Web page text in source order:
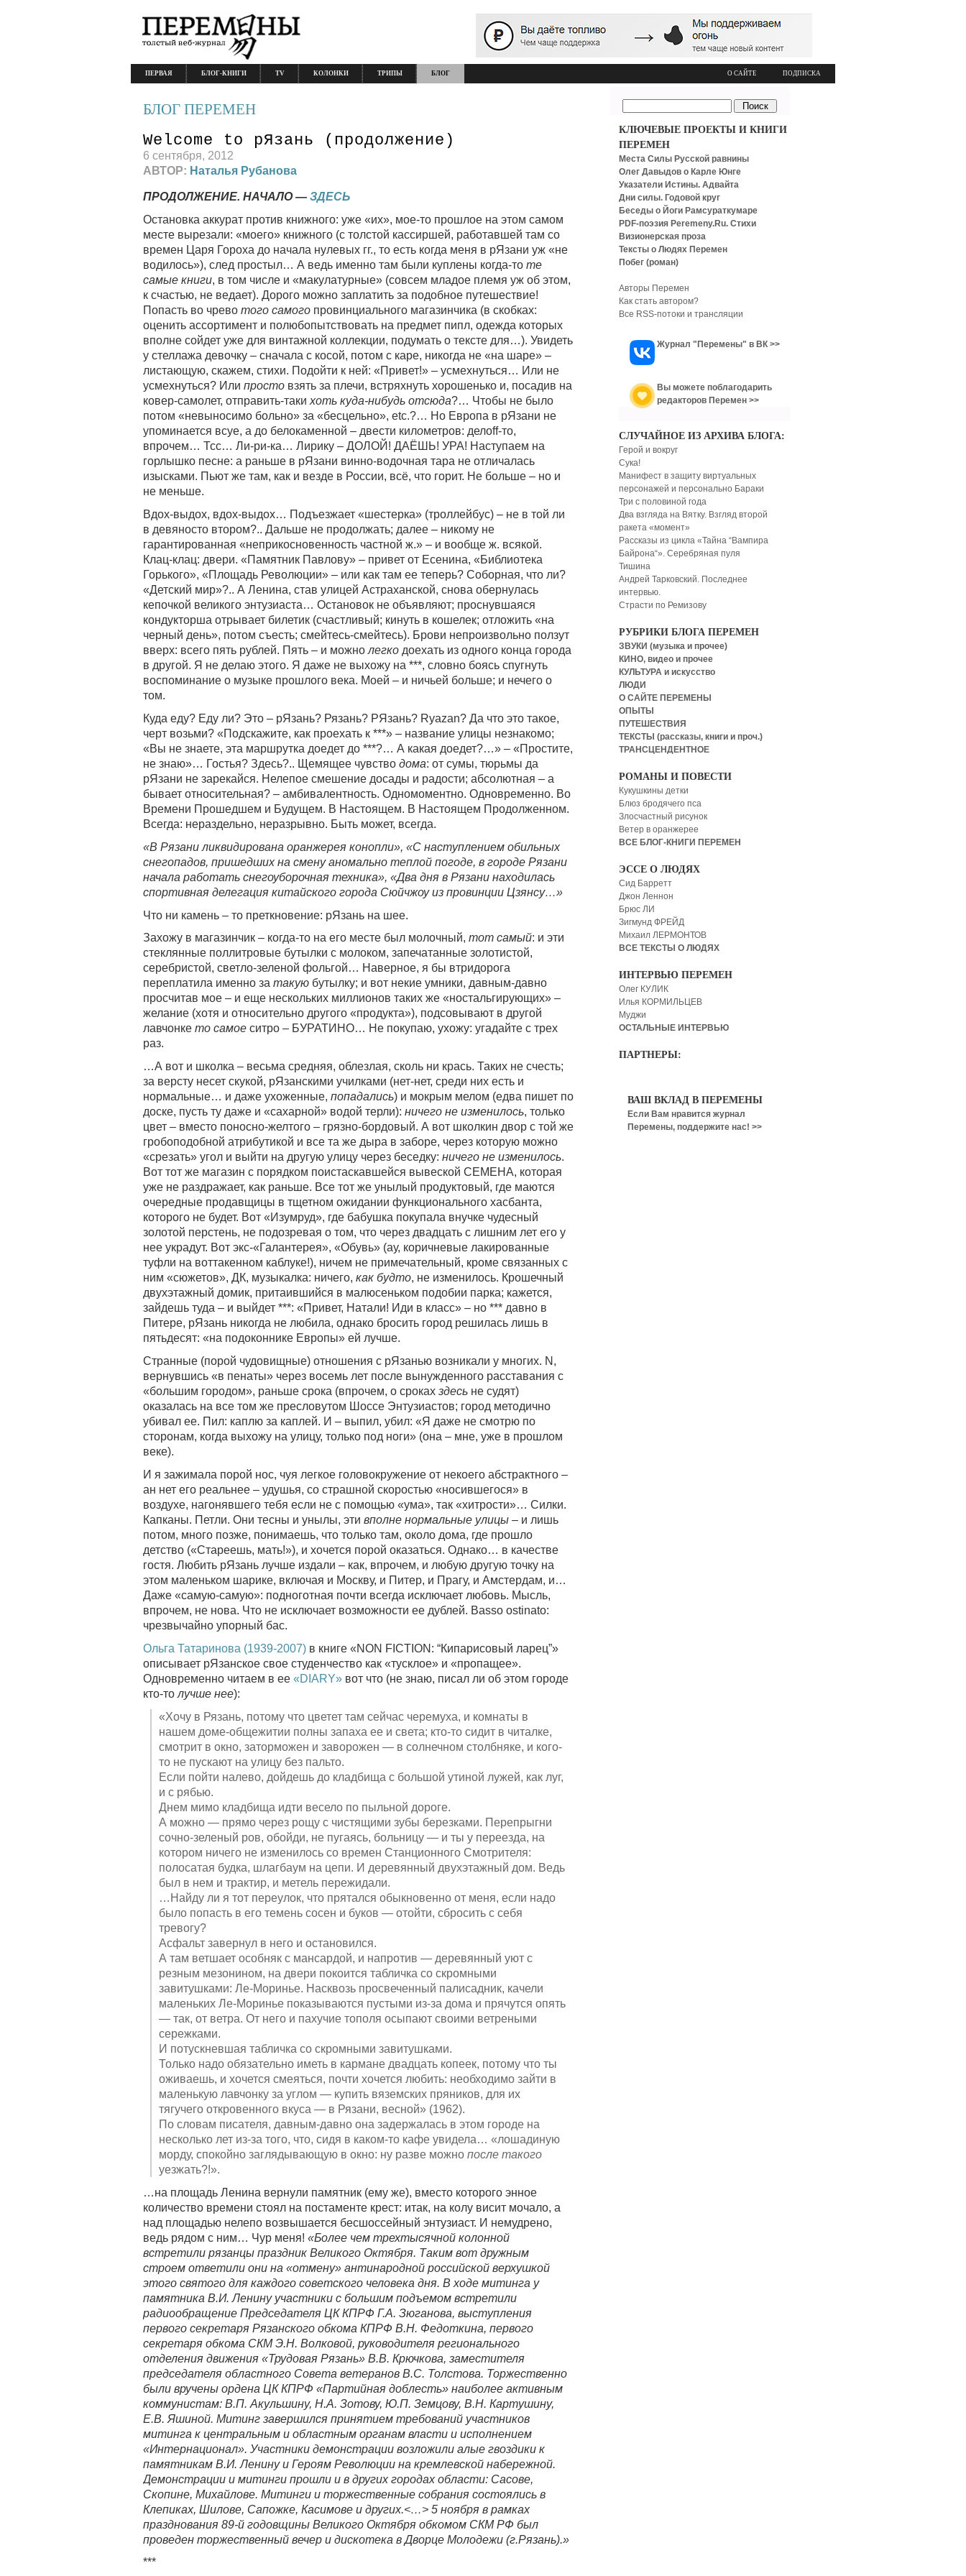
О САЙТЕ ПОДПИСКА
ПЕРВАЯ БЛОГ-КНИГИ TV КОЛОНКИ ТРИПЫ БЛОГ
БЛОГ ПЕРЕМЕН
Welcome to рЯзань (продолжение)
6 сентября, 2012
АВТОР: Наталья Рубанова
ПРОДОЛЖЕНИЕ. НАЧАЛО — ЗДЕСЬ
Остановка аккурат против книжного: уже «их», мое-то прошлое на этом самом
месте вырезали: «моего» книжного (с толстой кассиршей, работавшей там со
времен Царя Гороха до начала нулевых гг., то есть когда меня в рЯзани уж «не
водилось»), след простыл… А ведь именно там были куплены когда-то те
самые книги, в том числе и «макулатурные» (совсем младое племя уж об этом,
к счастью, не ведает). Дорого можно заплатить за подобное путешествие!
Попасть во чрево того самого провинциального магазинчика (в скобках:
оценить ассортимент и полюбопытствовать на предмет пипл, одежда которых
вполне сойдет уже для винтажной коллекции, подумать о тексте для…). Увидеть
у стеллажа девочку – сначала с косой, потом с каре, никогда не «на шаре» –
листающую, скажем, стихи. Подойти к ней: «Привет!» – усмехнуться… Или не
усмехнуться? Или просто взять за плечи, встряхнуть хорошенько и, посадив на
ковер-самолет, отправить-таки хоть куда-нибудь отсюда?… Чтобы не было
потом «невыносимо больно» за «бесцельно», еtc.?… Но Европа в рЯзани не
упоминается всуе, а до белокаменной – двести километров: делоff-то,
впрочем… Тсс… Ли-ри-ка… Лирику – ДОЛОЙ! ДАЁШЬ! УРА! Наступаем на
горлышко песне: а раньше в рЯзани винно-водочная тара не отличалась
изысками. Пьют же там, как и везде в России, всё, что горит. Не больше – но и
не меньше.
Вдох-выдох, вдох-выдох… Подъезжает «шестерка» (троллейбус) – не в той ли
в девяносто втором?.. Дальше не продолжать; далее – никому не
гарантированная «неприкосновенность частной ж.» – и вообще ж. всякой.
Клац-клац: двери. «Памятник Павлову» – привет от Есенина, «Библиотека
Горького», «Площадь Революции» – или как там ее теперь? Соборная, что ли?
«Детский мир»?.. А Ленина, став улицей Астраханской, снова обернулась
кепочкой великого энтузиаста… Остановок не объявляют; проснувшаяся
кондукторша отрывает билетик (счастливый; кинуть в кошелек; отложить «на
черный день», потом съесть; смейтесь-смейтесь). Брови непроизвольно ползут
вверх: всего пять рублей. Пять – и можно легко доехать из одного конца города
в другой. Я не делаю этого. Я даже не выхожу на ***, словно боясь спугнуть
воспоминание о музыке прошлого века. Моей – и ничьей больше; и нечего о
том.
Куда еду? Еду ли? Это – рЯзань? Рязань? PЯзань? Ryazan? Да что это такое,
черт возьми? «Подскажите, как проехать к ***» – название улицы незнакомо;
«Вы не знаете, эта маршрутка доедет до ***?… А какая доедет?…» – «Простите,
не знаю»… Гостья? Здесь?.. Щемящее чувство дома: от сумы, тюрьмы да
рЯзани не зарекайся. Нелепое смешение досады и радости; абсолютная – а
бывает относительная? – амбивалентность. Одномоментно. Одновременно. Во
Времени Прошедшем и Будущем. В Настоящем. В Настоящем Продолженном.
Всегда: нераздельно, неразрывно. Быть может, всегда.
«В Рязани ликвидирована оранжерея конопли», «С наступлением обильных
снегопадов, пришедших на смену аномально теплой погоде, в городе Рязани
начала работать снегоуборочная техника», «Два дня в Рязани находилась
спортивная делегация китайского города Сюйчжоу из провинции Цзянсу…»
Что ни камень – то преткновение: рЯзань на шее.
Захожу в магазинчик – когда-то на его месте был молочный, тот самый: и эти
стеклянные поллитровые бутылки с молоком, запечатанные золотистой,
серебристой, светло-зеленой фольгой… Наверное, я бы втридорога
переплатила именно за такую бутылку; и вот некие умники, давным-давно
просчитав мое – и еще нескольких миллионов таких же «ностальгирующих» –
желание (хотя и относительно другого «продукта»), подсовывают в другой
лавчонке то самое ситро – БУРАТИНО… Не покупаю, ухожу: угадайте с трех
раз.
…А вот и школка – весьма средняя, облезлая, сколь ни крась. Таких не счесть;
за версту несет скукой, рЯзанскими училками (нет-нет, среди них есть и
нормальные… и даже ухоженные, попадались) и мокрым мелом (едва пишет по
доске, пусть ту даже и «сахарной» водой терли): ничего не изменилось, только
цвет – вместо поносно-желтого – грязно-бордовый. А вот школкин двор с той же
гробоподобной атрибутикой и все та же дыра в заборе, через которую можно
«срезать» угол и выйти на другую улицу через беседку: ничего не изменилось.
Вот тот же магазин с порядком поистаскавшейся вывеской СЕМЕНА, которая
уже не раздражает, как раньше. Все тот же унылый продуктовый, где маются
очередные продавщицы в тщетном ожидании функционального хасбанта,
которого не будет. Вот «Изумруд», где бабушка покупала внучке чудесный
золотой перстень, не подозревая о том, что через двадцать с лишним лет его у
нее украдут. Вот экс-«Галантерея», «Обувь» (ау, коричневые лакированные
туфли на воттакенном каблуке!), ничем не примечательный, кроме связанных с
ним «сюжетов», ДК, музыкалка: ничего, как будто, не изменилось. Крошечный
двухэтажный домик, притаившийся в малюсеньком подобии парка; кажется,
зайдешь туда – и выйдет ***: «Привет, Натали! Иди в класс» – но *** давно в
Питере, рЯзань никогда не любила, однако бросить город решилась лишь в
пятьдесят: «на подоконнике Европы» ей лучше.
Странные (порой чудовищные) отношения с рЯзанью возникали у многих. N,
вернувшись «в пенаты» через восемь лет после вынужденного расставания с
«большим городом», раньше срока (впрочем, о сроках здесь не судят)
оказалась на все том же пресловутом Шоссе Энтузиастов; город методично
убивал ее. Пил: каплю за каплей. И – выпил, убил: «Я даже не смотрю по
сторонам, когда выхожу на улицу, только под ноги» (она – мне, уже в прошлом
веке).
И я зажимала порой нос, чуя легкое головокружение от некоего абстрактного –
ан нет его реальнее – удушья, со страшной скоростью «носившегося» в
воздухе, нагонявшего тебя если не с помощью «ума», так «хитрости»… Силки.
Капканы. Петли. Они тесны и унылы, эти вполне нормальные улицы – и лишь
потом, много позже, понимаешь, что только там, около дома, где прошло
детство («Стареешь, мать!»), и хочется порой оказаться. Однако… в качестве
гостя. Любить рЯзань лучше издали – как, впрочем, и любую другую точку на
этом маленьком шарике, включая и Москву, и Питер, и Прагу, и Амстердам, и…
Даже «самую-самую»: подноготная почти всегда исключает любовь. Мысль,
впрочем, не нова. Что не исключает возможности ее дублей. Basso ostinato:
чрезвычайно упорный бас.
Ольга Татаринова (1939-2007) в книге «NON FICTION: “Кипарисовый ларец”»
описывает рЯзанское свое студенчество как «тусклое» и «пропащее».
Одновременно читаем в ее «DIARY» вот что (не знаю, писал ли об этом городе
кто-то лучше нее):
«Хочу в Рязань, потому что цветет там сейчас черемуха, и комнаты в
нашем доме-общежитии полны запаха ее и света; кто-то сидит в читалке,
смотрит в окно, заторможен и заворожен — в солнечном столбняке, и кого-
то не пускают на улицу без пальто.
Если пойти налево, дойдешь до кладбища с большой утиной лужей, как луг,
и с рябью.
Днем мимо кладбища идти весело по пыльной дороге.
А можно — прямо через рощу с чистящими зубы березками. Перепрыгни
сочно-зеленый ров, обойди, не пугаясь, больницу — и ты у переезда, на
котором ничего не изменилось со времен Станционного Смотрителя:
полосатая будка, шлагбаум на цепи. И деревянный двухэтажный дом. Ведь
был в нем и трактир, и метель пережидали.
…Найду ли я тот переулок, что прятался обыкновенно от меня, если надо
было попасть в его темень сосен и буков — отойти, сбросить с себя
тревогу?
Асфальт завернул в него и остановился.
А там ветшает особняк с мансардой, и напротив — деревянный уют с
резным мезонином, на двери покоится табличка со скромными
завитушками: Ле-Моринье. Насквозь просвеченный палисадник, качели
маленьких Ле-Моринье показываются пустыми из-за дома и прячутся опять
— так, от ветра. От него и пахучие тополя осыпают своими ветреными
сережками.
И потускневшая табличка со скромными завитушками.
Только надо обязательно иметь в кармане двадцать копеек, потому что ты
оживаешь, и хочется смеяться, почти хочется любить: необходимо зайти в
маленькую лавчонку за углом — купить вяземских пряников, для их
тягучего откровенного вкуса — в Рязани, весной» (1962).
По словам писателя, давным-давно она задержалась в этом городе на
несколько лет из-за того, что, сидя в каком-то кафе увидела… «лошадиную
морду, спокойно заглядывающую в окно: ну разве можно после такого
уезжать?!».
…на площадь Ленина вернули памятник (ему же), вместо которого энное
количество времени стоял на постаменте крест: итак, на колу висит мочало, а
над площадью нелепо возвышается бесшоссейный энтузиаст. И немудрено,
ведь рядом с ним… Чур меня! «Более чем трехтысячной колонной
встретили рязанцы праздник Великого Октября. Таким вот дружным
строем ответили они на «отмену» антинародной российской верхушкой
этого святого для каждого советского человека дня. В ходе митинга у
памятника В.И. Ленину участники с большим подъемом встретили
радиообращение Председателя ЦК КПРФ Г.А. Зюганова, выступления
первого секретаря Рязанского обкома КПРФ В.Н. Федоткина, первого
секретаря обкома СКМ Э.Н. Волковой, руководителя регионального
отделения движения «Трудовая Рязань» В.В. Крючкова, заместителя
председателя областного Совета ветеранов В.С. Толстова. Торжественно
были вручены ордена ЦК КПРФ «Партийная доблесть» наиболее активным
коммунистам: В.П. Акульшину, Н.А. Зотову, Ю.П. Земцову, В.Н. Картушину,
Е.В. Яшиной. Митинг завершился принятием требований участников
митинга к центральным и областным органам власти и исполнением
«Интернационал». Участники демонстрации возложили алые гвоздики к
памятникам В.И. Ленину и Героям Революции на кремлевской набережной.
Демонстрации и митинги прошли и в других городах области: Сасове,
Скопине, Михайлове. Митинги и торжественные собрания состоялись в
Клепиках, Шилове, Сапожке, Касимове и других.<…> 5 ноября в рамках
празднования 89-й годовщины Великого Октября обкомом СКМ РФ был
проведен торжественный вечер и дискотека в Дворце Молодежи (г.Рязань).»
***
КЛЮЧЕВЫЕ ПРОЕКТЫ И КНИГИ
ПЕРЕМЕН
Места Силы Русской равнины
Олег Давыдов о Карле Юнге
Указатели Истины. Адвайта
Дни силы. Годовой круг
Беседы о Йоги Рамсураткумаре
PDF-поэзия Peremeny.Ru. Стихи
Визионерская проза
Тексты о Людях Перемен
Побег (роман)
Авторы Перемен
Как стать автором?
Все RSS-потоки и трансляции
Журнал "Перемены" в ВК >>
Вы можете поблагодарить
редакторов Перемен >>
СЛУЧАЙНОЕ ИЗ АРХИВА БЛОГА:
Герой и вокруг
Сука!
Манифест в защиту виртуальных
персонажей и персонально Бараки
Три с половиной года
Два взгляда на Вятку. Взгляд второй
ракета «момент»
Рассказы из цикла «Тайна “Вампира
Байрона“». Серебряная пуля
Тишина
Андрей Тарковский. Последнее
интервью.
Страсти по Ремизову
РУБРИКИ БЛОГА ПЕРЕМЕН
ЗВУКИ (музыка и прочее)
КИНО, видео и прочее
КУЛЬТУРА и искусство
ЛЮДИ
О САЙТЕ ПЕРЕМЕНЫ
ОПЫТЫ
ПУТЕШЕСТВИЯ
ТЕКСТЫ (рассказы, книги и проч.)
ТРАНСЦЕНДЕНТНОЕ
РОМАНЫ И ПОВЕСТИ
Кукушкины детки
Блюз бродячего пса
Злосчастный рисунок
Ветер в оранжерее
ВСЕ БЛОГ-КНИГИ ПЕРЕМЕН
ЭССЕ О ЛЮДЯХ
Сид Барретт
Джон Леннон
Брюс ЛИ
Зигмунд ФРЕЙД
Михаил ЛЕРМОНТОВ
ВСЕ ТЕКСТЫ О ЛЮДЯХ
ИНТЕРВЬЮ ПЕРЕМЕН
Олег КУЛИК
Илья КОРМИЛЬЦЕВ
Муджи
ОСТАЛЬНЫЕ ИНТЕРВЬЮ
ПАРТНЕРЫ:
ВАШ ВКЛАД В ПЕРЕМЕНЫ
Если Вам нравится журнал
Перемены, поддержите нас! >>